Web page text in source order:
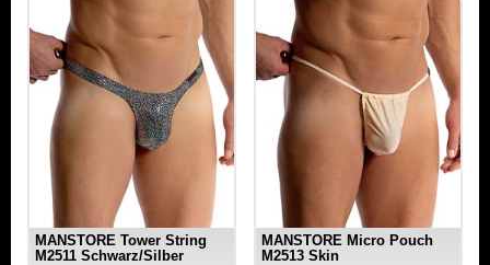
MANSTORE Tower String
M2511 Schwarz/Silber
MANSTORE Micro Pouch
M2513 Skin